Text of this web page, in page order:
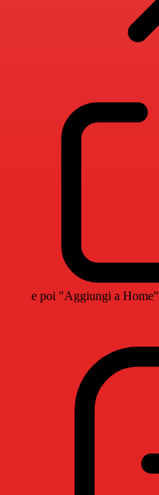
e poi "Aggiungi a Home"